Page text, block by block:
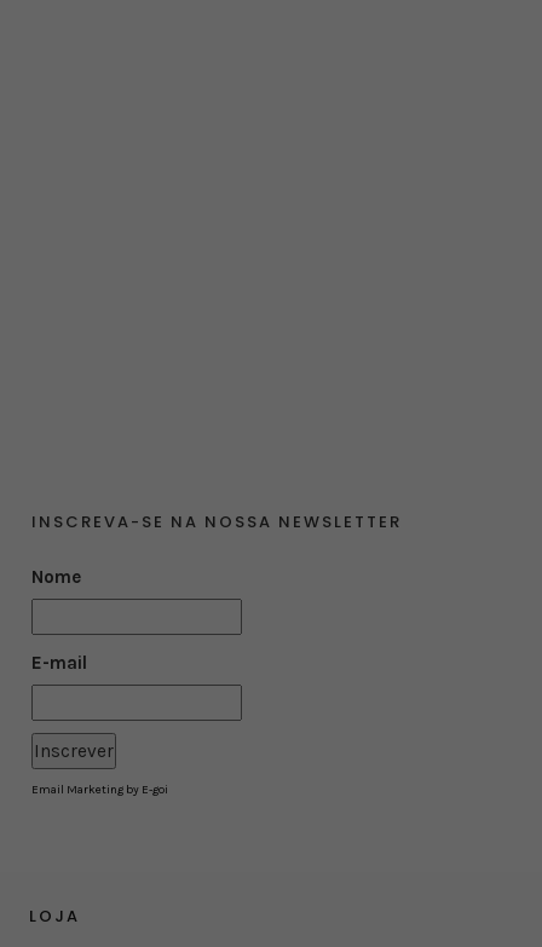
INSCREVA-SE NA NOSSA NEWSLETTER
Nome
E-mail
Email Marketing by E-goi
LOJA